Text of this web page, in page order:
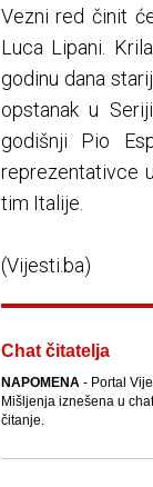
Vezni red činit
Luca Lipani.
godinu dana
opstanak u
godišnji Pio
reprezentativce
tim Italije.
(Vijesti.ba)
Chat čitatelja
NAPOMENA- Portal
Mišljenja iznešena u
čitanje.